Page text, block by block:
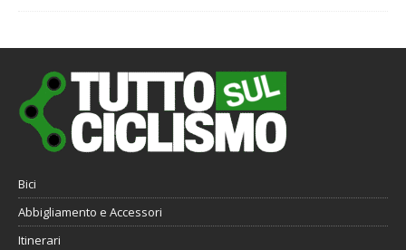
Bici
Abbigliamento e Accessori
Itinerari